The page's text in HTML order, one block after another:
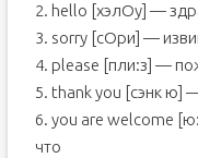
2. hello [хэлОу] —
3. sorry [сOри] —
4. please [пли:з] —
5. thank you [сэнк ю]
6. you are welcome
что